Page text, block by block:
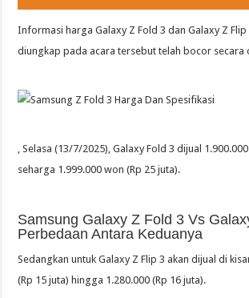
Informasi harga Galaxy Z Fold 3 dan Galaxy Z Flip
diungkap pada acara tersebut telah bocor secara
, Selasa (13/7/2025), Galaxy Fold 3 dijual
seharga 1.999.000 won (Rp 25 juta).
Samsung Galaxy Z Fold 3 Vs
Perbedaan Antara Keduanya
Sedangkan untuk Galaxy Z Flip 3 akan dijual di
(Rp 15 juta) hingga 1.280.000 (Rp 16 juta).